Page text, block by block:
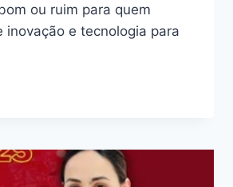
ou ruim para quem
inovação e tecnologia para